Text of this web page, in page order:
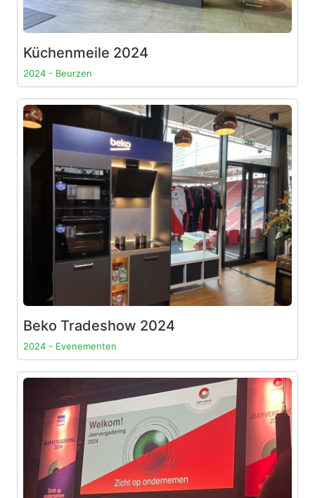
Küchenmeile 2024
2024 - Beurzen
Beko Tradeshow 2024
2024 - Evenementen